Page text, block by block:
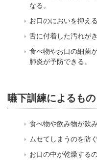
なる。
お口のにおいを抑え
舌に付着した汚れが
食べ物やお口の細菌
肺炎が予防できる。
嚥下訓練によるもの
食べ物や飲み物が飲
ムセてしまうのを防ぐ
お口の中が乾燥するの